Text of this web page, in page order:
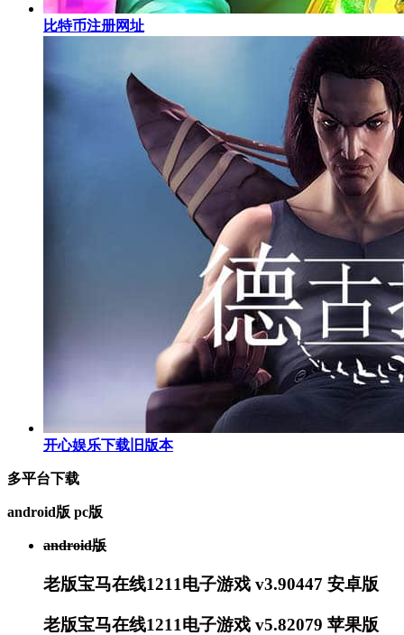
比特币注册网址
开心娱乐下载旧版本
多平台下载
android版 pc版
android版
老版宝马在线1211电子游戏 v3.90447 安卓版
老版宝马在线1211电子游戏 v5.82079 苹果版